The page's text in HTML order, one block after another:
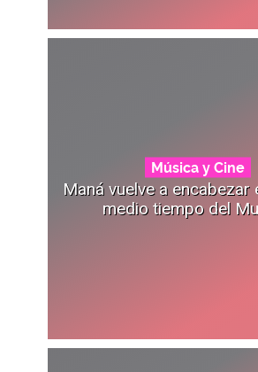
Música y Cine
Maná vuelve a encabezar
medio tiempo del